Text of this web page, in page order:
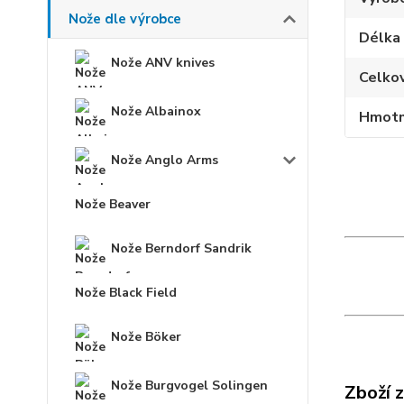
Nože dle výrobce
Nože ANV knives
Nože Albainox
Nože Anglo Arms
Nože Beaver
Nože Berndorf Sandrik
Nože Black Field
Nože Böker
Nože Burgvogel Solingen Zboží